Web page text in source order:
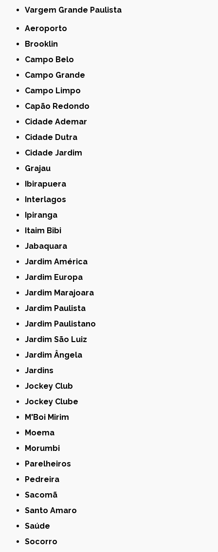
Vargem Grande Paulista
Aeroporto
Brooklin
Campo Belo
Campo Grande
Campo Limpo
Capão Redondo
Cidade Ademar
Cidade Dutra
Cidade Jardim
Grajau
Ibirapuera
Interlagos
Ipiranga
Itaim Bibi
Jabaquara
Jardim América
Jardim Europa
Jardim Marajoara
Jardim Paulista
Jardim Paulistano
Jardim São Luiz
Jardim Ângela
Jardins
Jockey Club
Jockey Clube
M'Boi Mirim
Moema
Morumbi
Parelheiros
Pedreira
Sacomã
Santo Amaro
Saúde
Socorro